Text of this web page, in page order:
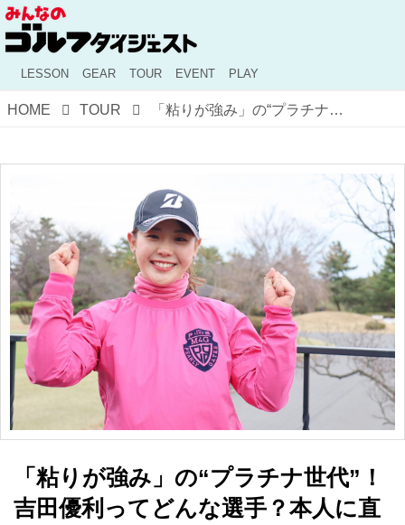
LESSON GEAR TOUR EVENT PLAY
HOME TOUR 「粘りが強み」の“プラチナ世代”！ 吉田優利ってどんな選手？本人に直撃した
「粘りが強み」の“プラチナ世代”！
吉田優利ってどんな選手？本人に直